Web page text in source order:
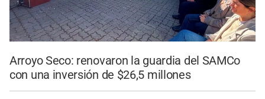
Arroyo Seco: renovaron la guardia del SAMCo
con una inversión de $26,5 millones